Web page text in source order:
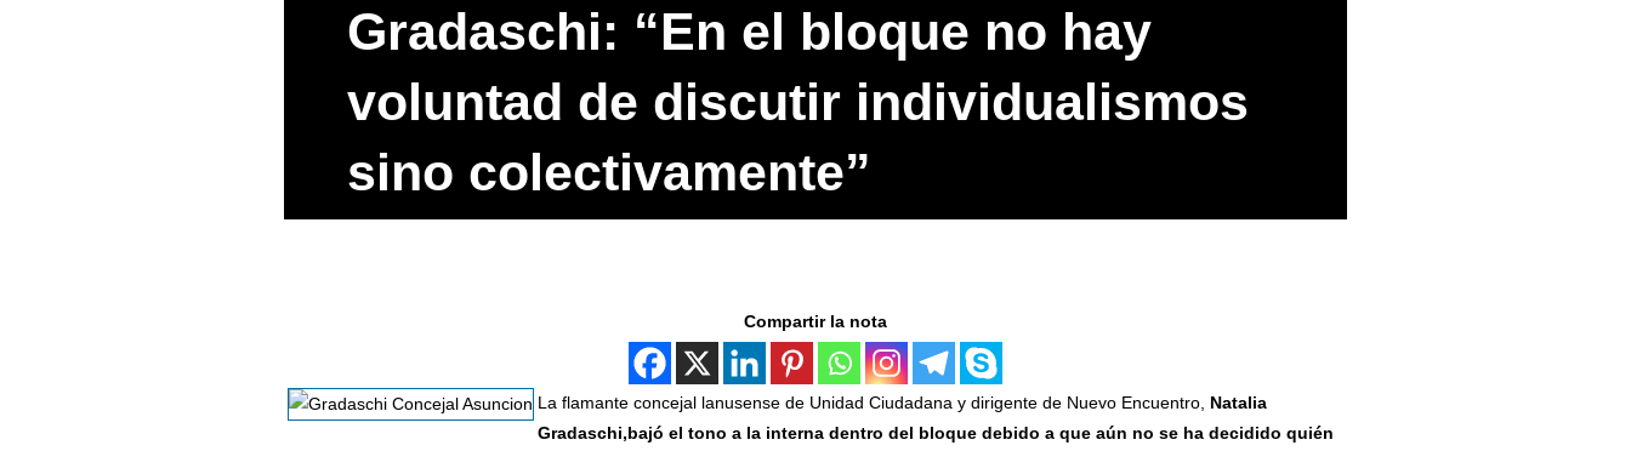
Gradaschi: “En el bloque no hay
voluntad de discutir individualismos
sino colectivamente”
Compartir la nota
La flamante concejal lanusense de Unidad Ciudadana y dirigente de Nuevo Encuentro, Natalia
Gradaschi,bajó el tono a la interna dentro del bloque debido a que aún no se ha decidido quién